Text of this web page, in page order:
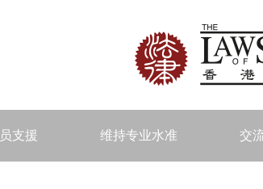
支援 维持专业水准 交